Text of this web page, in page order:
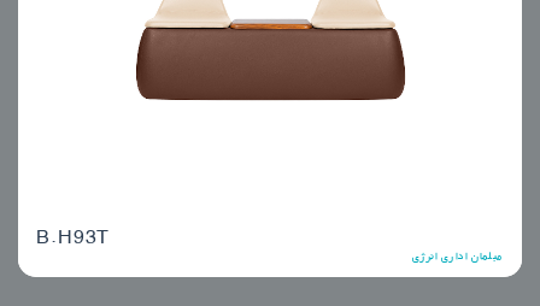
B.H93T
مبلمان اداری انرژی